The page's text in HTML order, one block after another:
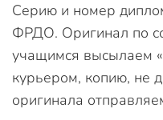
Серию и номер
ФРДО. Оригинал по
учащимся высылаем
курьером, копию, не
оригинала